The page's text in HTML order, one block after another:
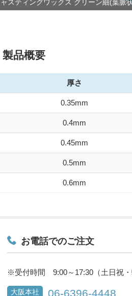
製品概要
厚さ
0.35mm
0.4mm
0.45mm
0.5mm
0.6mm
お電話でのご注文
※受付時間 9:00～17:30（土日祝・
大阪本社 06-6396-4448